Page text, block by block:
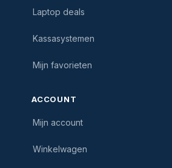
Laptop deals
Kassasystemen
Mijn favorieten
ACCOUNT
Mijn account
Winkelwagen